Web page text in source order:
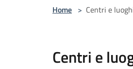
Home > Centri e
Centri e